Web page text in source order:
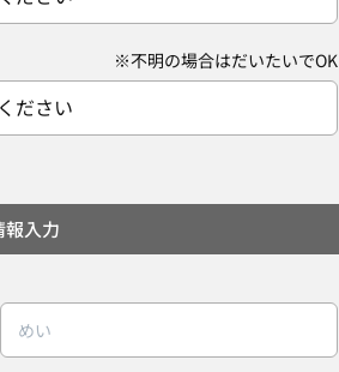
※不明の場合はだいたいでOK
ださい
報入力